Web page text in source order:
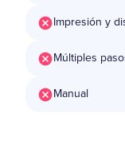
Impresión y
Múltiples
Manual